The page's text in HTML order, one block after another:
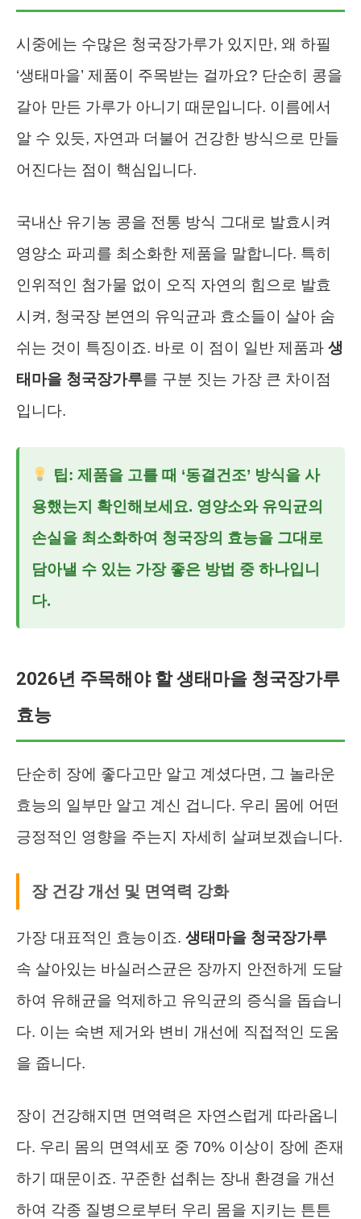
시중에는 수많은 청국장가루가 있지만, 왜 하필
‘생태마을’ 제품이 주목받는 걸까요? 단순히 콩을
갈아 만든 가루가 아니기 때문입니다. 이름에서
알 수 있듯, 자연과 더불어 건강한 방식으로 만들
어진다는 점이 핵심입니다.
국내산 유기농 콩을 전통 방식 그대로 발효시켜
영양소 파괴를 최소화한 제품을 말합니다. 특히
인위적인 첨가물 없이 오직 자연의 힘으로 발효
시켜, 청국장 본연의 유익균과 효소들이 살아 숨
쉬는 것이 특징이죠. 바로 이 점이 일반 제품과 생
태마을 청국장가루를 구분 짓는 가장 큰 차이점
입니다.
팁: 제품을 고를 때 ‘동결건조’ 방식을 사
용했는지 확인해보세요. 영양소와 유익균의
손실을 최소화하여 청국장의 효능을 그대로
담아낼 수 있는 가장 좋은 방법 중 하나입니
다.
2026년 주목해야 할 생태마을 청국장가루
효능
단순히 장에 좋다고만 알고 계셨다면, 그 놀라운
효능의 일부만 알고 계신 겁니다. 우리 몸에 어떤
긍정적인 영향을 주는지 자세히 살펴보겠습니다.
장 건강 개선 및 면역력 강화
가장 대표적인 효능이죠. 생태마을 청국장가루
속 살아있는 바실러스균은 장까지 안전하게 도달
하여 유해균을 억제하고 유익균의 증식을 돕습니
다. 이는 숙변 제거와 변비 개선에 직접적인 도움
을 줍니다.
장이 건강해지면 면역력은 자연스럽게 따라옵니
다. 우리 몸의 면역세포 중 70% 이상이 장에 존재
하기 때문이죠. 꾸준한 섭취는 장내 환경을 개선
하여 각종 질병으로부터 우리 몸을 지키는 튼튼